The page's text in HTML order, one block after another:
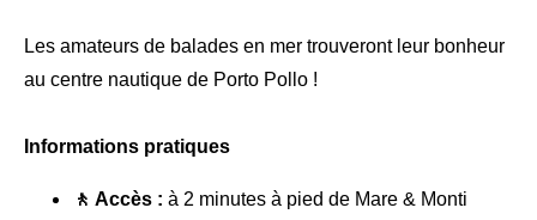
Les amateurs de balades en mer trouveront leur bonheur
au centre nautique de Porto Pollo !
Informations pratiques
🚶 Accès : à 2 minutes à pied de Mare & Monti